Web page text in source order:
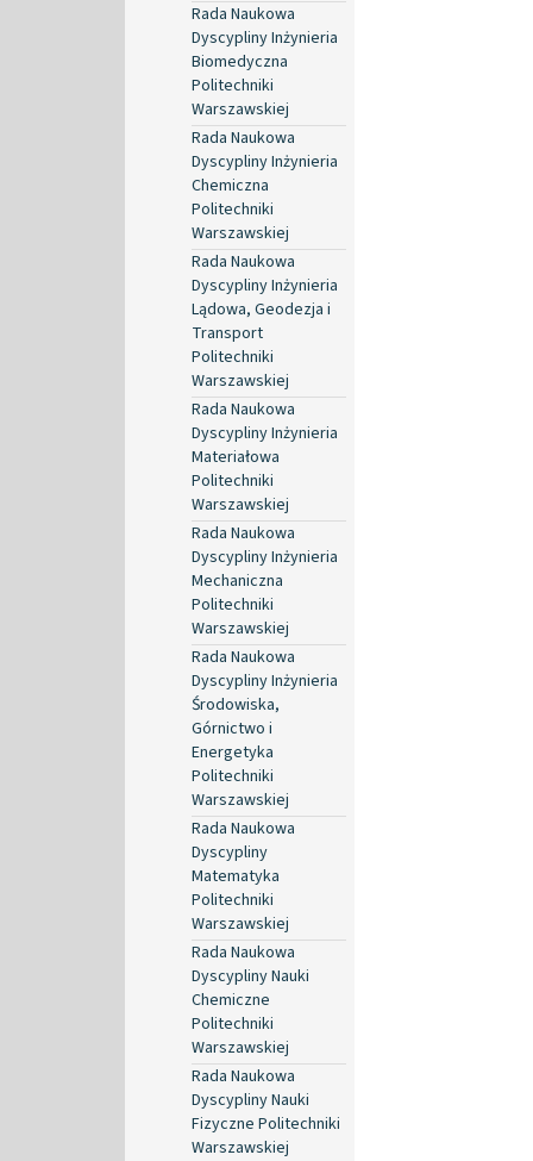
Rada Naukowa
Dyscypliny Inżynieria
Biomedyczna
Politechniki
Warszawskiej
Rada Naukowa
Dyscypliny Inżynieria
Chemiczna
Politechniki
Warszawskiej
Rada Naukowa
Dyscypliny Inżynieria
Lądowa, Geodezja i
Transport
Politechniki
Warszawskiej
Rada Naukowa
Dyscypliny Inżynieria
Materiałowa
Politechniki
Warszawskiej
Rada Naukowa
Dyscypliny Inżynieria
Mechaniczna
Politechniki
Warszawskiej
Rada Naukowa
Dyscypliny Inżynieria
Środowiska,
Górnictwo i
Energetyka
Politechniki
Warszawskiej
Rada Naukowa
Dyscypliny
Matematyka
Politechniki
Warszawskiej
Rada Naukowa
Dyscypliny Nauki
Chemiczne
Politechniki
Warszawskiej
Rada Naukowa
Dyscypliny Nauki
Fizyczne Politechniki
Warszawskiej